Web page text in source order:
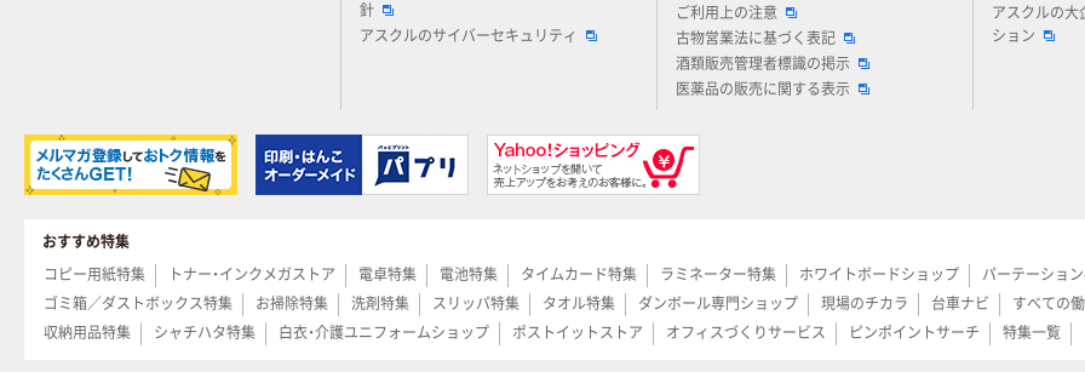
針
アスクルのサイバーセキュリティ
ご利用上の注意
古物営業法に基づく表記
酒類販売管理者標識の掲示
医薬品の販売に関する表示
アスクルの大
ション
おすすめ特集
コピー用紙特集
トナー・インクメガストア 電卓特集 電池特集 タイムカード特集 ラミネーター特集 ホワイトボードショップ パーテーショ
ゴミ箱／ダストボックス特集
お掃除特集 洗剤特集 スリッパ特集 タオル特集 ダンボール専門ショップ 現場のチカラ 台車ナビ すべての
収納用品特集
シャチハタ特集 白衣・介護ユニフォームショップ ポストイットストア オフィスづくりサービス ピンポイントサーチ 特集一覧